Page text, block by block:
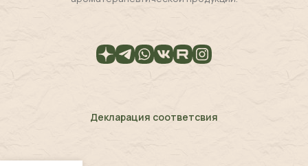
Декларация соответсвия